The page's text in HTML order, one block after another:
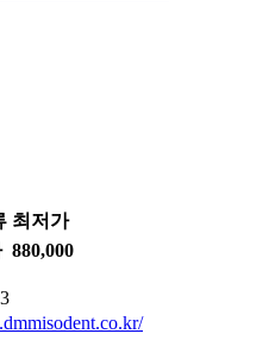
최저가
880,000